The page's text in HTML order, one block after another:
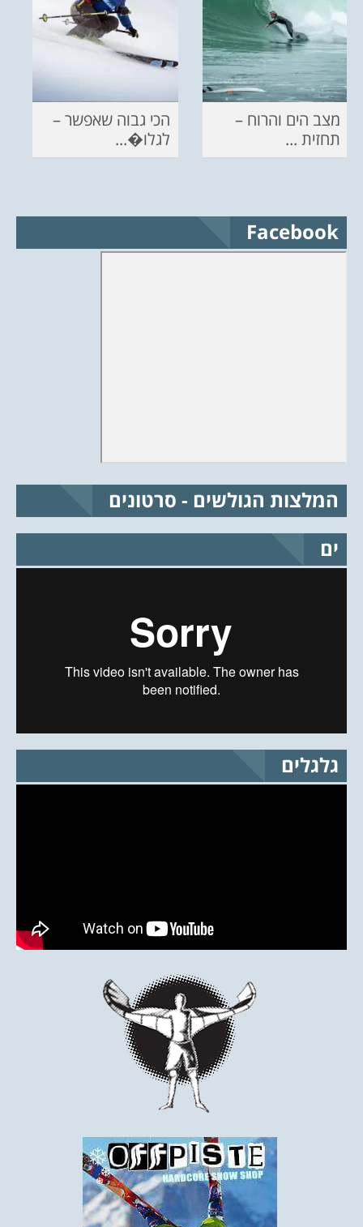
מצב הים והרוח –
תחזית ...
הכי גבוה שאפשר –
לגלו�...
Facebook
המלצות הגולשים - סרטונים
ים
גלגלים